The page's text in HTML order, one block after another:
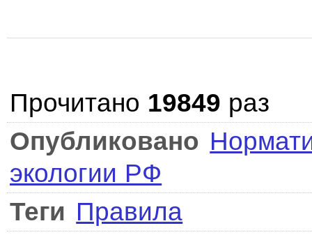
Прочитано 19849 раз
Опубликовано
экологии РФ
Теги Правила